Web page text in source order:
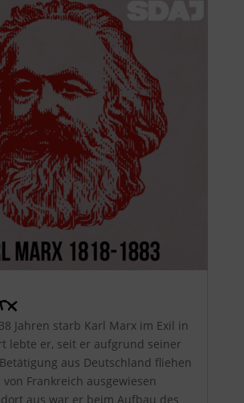
Jahren starb Karl Marx im Exil in
lebte er, seit er aufgrund seiner
aus Deutschland fliehen
Frankreich ausgewiesen
aus war er beim Aufbau des